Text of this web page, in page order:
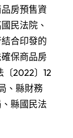
房預售資
民法院、
合印發的
保商品房
〔2022〕12
、縣財務
縣國民法